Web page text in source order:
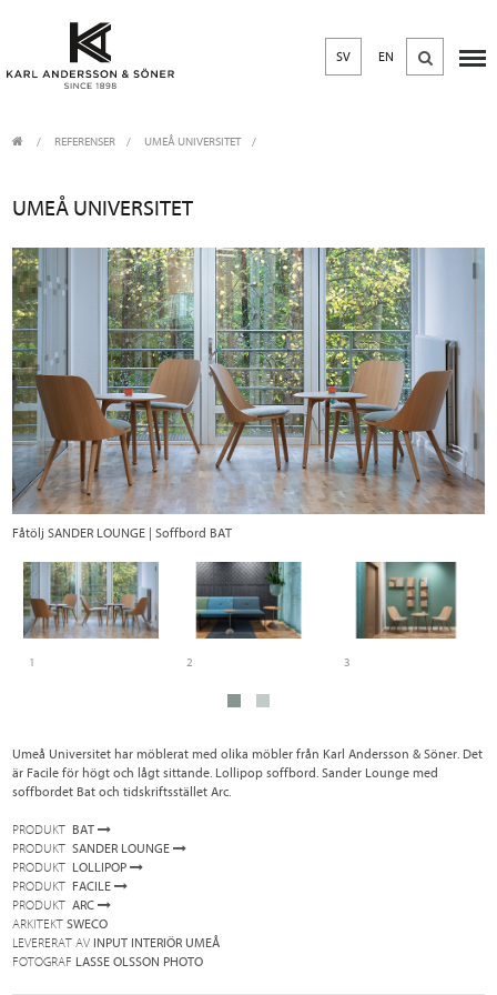
SV EN
REFERENSER UMEÅ UNIVERSITET
UMEÅ UNIVERSITET
Fåtölj SANDER LOUNGE | Soffbord BAT
1 2 3
Umeå Universitet har möblerat med olika möbler från Karl Andersson & Söner. Det
är Facile för högt och lågt sittande. Lollipop soffbord. Sander Lounge med
soffbordet Bat och tidskriftsstället Arc.
PRODUKT BAT
PRODUKT SANDER LOUNGE
PRODUKT LOLLIPOP
PRODUKT FACILE
PRODUKT ARC
ARKITEKT SWECO
LEVERERAT AV INPUT INTERIÖR UMEÅ
FOTOGRAF LASSE OLSSON PHOTO